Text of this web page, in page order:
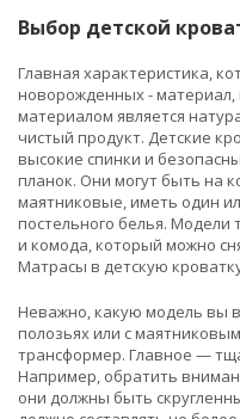
Выбор детской
Главная характеристика,
новорожденных -
материалом является
чистый продукт. Детские
высокие спинки и
планок. Они могут быть на
маятниковые, иметь один
постельного белья. Модели
и комода, который можно
Матрасы в детскую
Неважно, какую модель вы
полозьях или с
трансформер. Главное —
Например, обратить
они должны быть